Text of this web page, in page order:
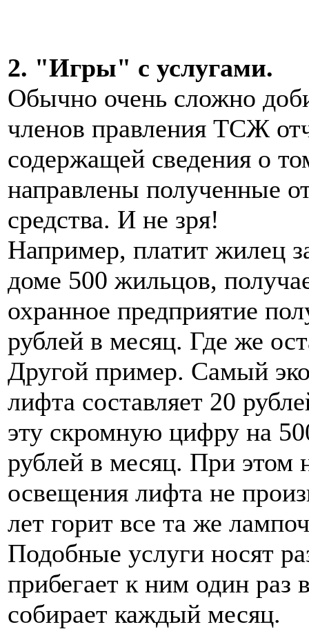
2. "Игры" с услугами.
Обычно очень сложно
членов правления ТСЖ
содержащей сведения о
направлены полученные
средства. И не зря!
Например, платит жилец
доме 500 жильцов,
охранное предприятие
рублей в месяц. Где же
Другой пример. Самый
лифта составляет 20
эту скромную цифру на
рублей в месяц. При этом
освещения лифта не
лет горит все та же
Подобные услуги носят
прибегает к ним один раз
собирает каждый месяц.